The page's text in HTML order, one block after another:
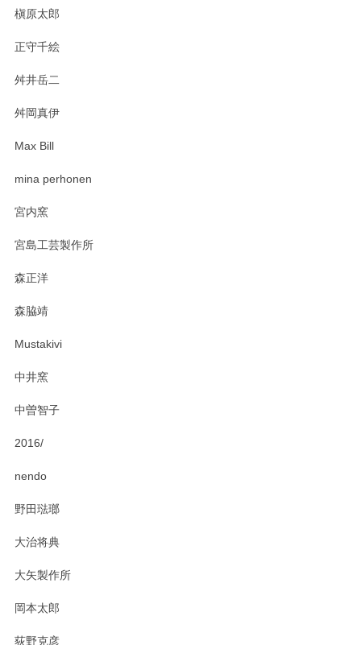
おかけしました。 ありがとうございます。
槇原太郎
正守千絵
舛井岳二
舛岡真伊
Max Bill
mina perhonen
宮内窯
宮島工芸製作所
森正洋
森脇靖
Mustakivi
中井窯
中曽智子
2016/
nendo
野田琺瑯
大治将典
大矢製作所
岡本太郎
荻野克彦